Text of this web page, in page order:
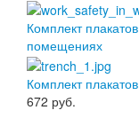
Комплект
помещениях
Комплект
672 руб.